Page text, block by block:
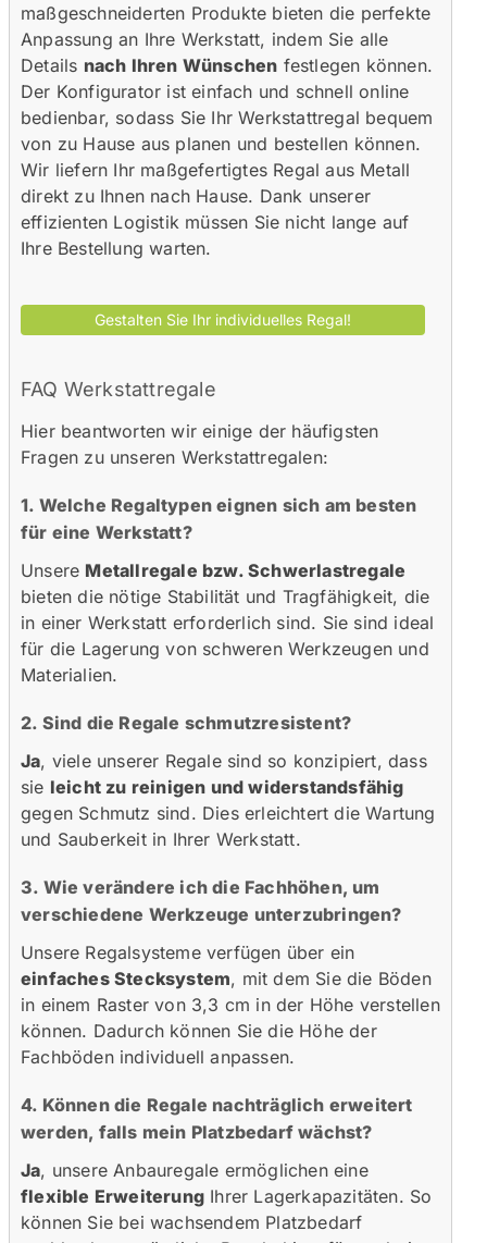
maßgeschneiderten Produkte bieten die perfekte
Anpassung an Ihre Werkstatt, indem Sie alle
Details nach Ihren Wünschen festlegen können.
Der Konfigurator ist einfach und schnell online
bedienbar, sodass Sie Ihr Werkstattregal bequem
von zu Hause aus planen und bestellen können.
Wir liefern Ihr maßgefertigtes Regal aus Metall
direkt zu Ihnen nach Hause. Dank unserer
effizienten Logistik müssen Sie nicht lange auf
Ihre Bestellung warten.
FAQ Werkstattregale
Hier beantworten wir einige der häufigsten
Fragen zu unseren Werkstattregalen:
1. Welche Regaltypen eignen sich am besten
für eine Werkstatt?
Unsere Metallregale bzw. Schwerlastregale
bieten die nötige Stabilität und Tragfähigkeit, die
in einer Werkstatt erforderlich sind. Sie sind ideal
für die Lagerung von schweren Werkzeugen und
Materialien.
2. Sind die Regale schmutzresistent?
Ja, viele unserer Regale sind so konzipiert, dass
sie leicht zu reinigen und widerstandsfähig
gegen Schmutz sind. Dies erleichtert die Wartung
und Sauberkeit in Ihrer Werkstatt.
3. Wie verändere ich die Fachhöhen, um
verschiedene Werkzeuge unterzubringen?
Unsere Regalsysteme verfügen über ein
einfaches Stecksystem, mit dem Sie die Böden
in einem Raster von 3,3 cm in der Höhe verstellen
können. Dadurch können Sie die Höhe der
Fachböden individuell anpassen.
4. Können die Regale nachträglich erweitert
werden, falls mein Platzbedarf wächst?
Ja, unsere Anbauregale ermöglichen eine
flexible Erweiterung Ihrer Lagerkapazitäten. So
können Sie bei wachsendem Platzbedarf